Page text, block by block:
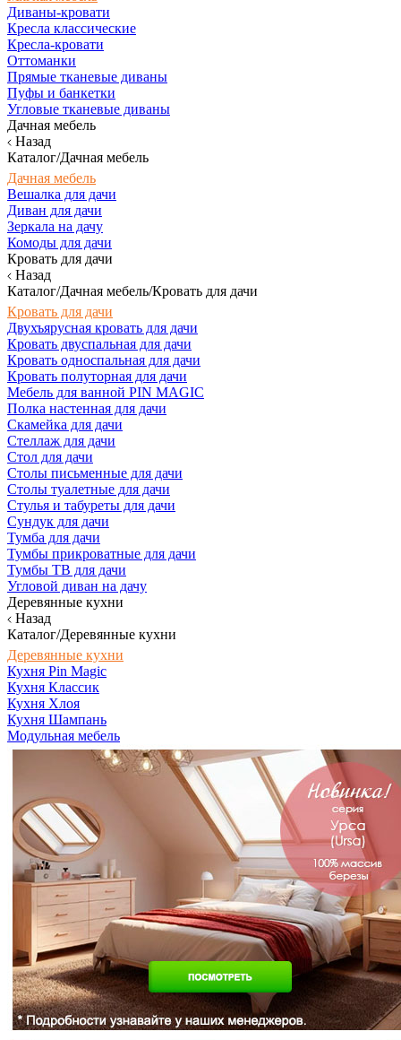
Диваны-кровати
Кресла классические
Кресла-кровати
Оттоманки
Прямые тканевые диваны
Пуфы и банкетки
Угловые тканевые диваны
Дачная мебель
Назад
Каталог/Дачная мебель
Дачная мебель
Вешалка для дачи
Диван для дачи
Зеркала на дачу
Комоды для дачи
Кровать для дачи
Назад
Каталог/Дачная мебель/Кровать для дачи
Кровать для дачи
Двухъярусная кровать для дачи
Кровать двуспальная для дачи
Кровать односпальная для дачи
Кровать полуторная для дачи
Мебель для ванной PIN MAGIC
Полка настенная для дачи
Скамейка для дачи
Стеллаж для дачи
Стол для дачи
Столы письменные для дачи
Столы туалетные для дачи
Стулья и табуреты для дачи
Сундук для дачи
Тумба для дачи
Тумбы прикроватные для дачи
Тумбы ТВ для дачи
Угловой диван на дачу
Деревянные кухни
Назад
Каталог/Деревянные кухни
Деревянные кухни
Кухня Pin Magic
Кухня Классик
Кухня Хлоя
Кухня Шампань
Модульная мебель